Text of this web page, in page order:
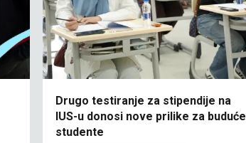
Drugo testiranje za stipendije na
IUS-u donosi nove prilike za buduće
studente